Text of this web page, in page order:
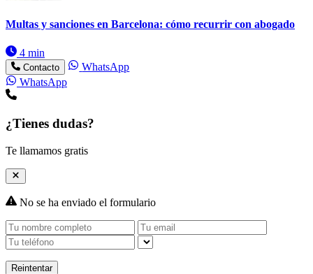
Multas y sanciones en Barcelona: cómo recurrir con abogado
4 min
Contacto
WhatsApp
WhatsApp
¿Tienes dudas?
Te llamamos gratis
No se ha enviado el formulario
Reintentar